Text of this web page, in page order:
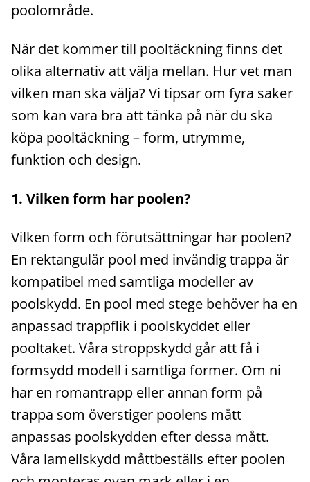
poolområde.
När det kommer till pooltäckning finns det
olika alternativ att välja mellan. Hur vet man
vilken man ska välja? Vi tipsar om fyra saker
som kan vara bra att tänka på när du ska
köpa pooltäckning – form, utrymme,
funktion och design.
1. Vilken form har poolen?
Vilken form och förutsättningar har poolen?
En rektangulär pool med invändig trappa är
kompatibel med samtliga modeller av
poolskydd. En pool med stege behöver ha en
anpassad trappflik i poolskyddet eller
pooltaket. Våra stroppskydd går att få i
formsydd modell i samtliga former. Om ni
har en romantrapp eller annan form på
trappa som överstiger poolens mått
anpassas poolskydden efter dessa mått.
Våra lamellskydd måttbeställs efter poolen